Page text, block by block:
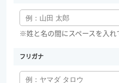
※姓と名の間にスペースを入れ
フリガナ